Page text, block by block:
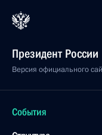
Президент России
Версия официального
События